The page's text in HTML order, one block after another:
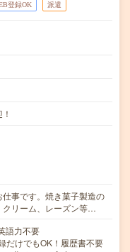
登録OK 派遣
事です。焼き菓子製造の
クリーム、レーズン等…
語力不要
だけでもOK！履歴書不要